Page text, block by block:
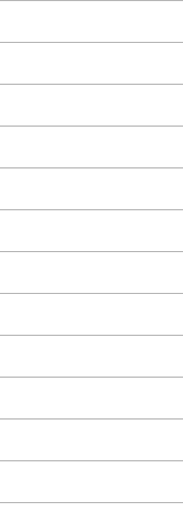
値上げしました。
ックス・トウパッドを
ざまな商品をご紹介して